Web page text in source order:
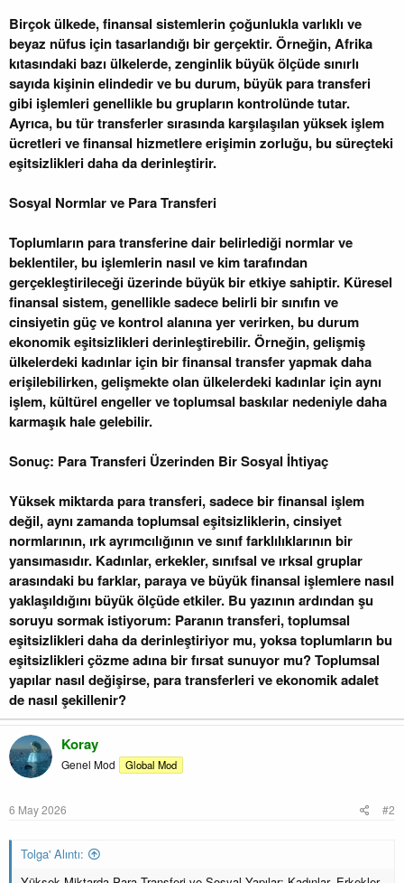
Birçok ülkede, finansal sistemlerin çoğunlukla varlıklı ve
beyaz nüfus için tasarlandığı bir gerçektir. Örneğin, Afrika
kıtasındaki bazı ülkelerde, zenginlik büyük ölçüde sınırlı
sayıda kişinin elindedir ve bu durum, büyük para transferi
gibi işlemleri genellikle bu grupların kontrolünde tutar.
Ayrıca, bu tür transferler sırasında karşılaşılan yüksek işlem
ücretleri ve finansal hizmetlere erişimin zorluğu, bu süreçteki
eşitsizlikleri daha da derinleştirir.
Sosyal Normlar ve Para Transferi
Toplumların para transferine dair belirlediği normlar ve
beklentiler, bu işlemlerin nasıl ve kim tarafından
gerçekleştirileceği üzerinde büyük bir etkiye sahiptir. Küresel
finansal sistem, genellikle sadece belirli bir sınıfın ve
cinsiyetin güç ve kontrol alanına yer verirken, bu durum
ekonomik eşitsizlikleri derinleştirebilir. Örneğin, gelişmiş
ülkelerdeki kadınlar için bir finansal transfer yapmak daha
erişilebilirken, gelişmekte olan ülkelerdeki kadınlar için aynı
işlem, kültürel engeller ve toplumsal baskılar nedeniyle daha
karmaşık hale gelebilir.
Sonuç: Para Transferi Üzerinden Bir Sosyal İhtiyaç
Yüksek miktarda para transferi, sadece bir finansal işlem
değil, aynı zamanda toplumsal eşitsizliklerin, cinsiyet
normlarının, ırk ayrımcılığının ve sınıf farklılıklarının bir
yansımasıdır. Kadınlar, erkekler, sınıfsal ve ırksal gruplar
arasındaki bu farklar, paraya ve büyük finansal işlemlere nasıl
yaklaşıldığını büyük ölçüde etkiler. Bu yazının ardından şu
soruyu sormak istiyorum: Paranın transferi, toplumsal
eşitsizlikleri daha da derinleştiriyor mu, yoksa toplumların bu
eşitsizlikleri çözme adına bir fırsat sunuyor mu? Toplumsal
yapılar nasıl değişirse, para transferleri ve ekonomik adalet
de nasıl şekillenir?
Koray
Genel Mod Global Mod
6 May 2026 #2
Tolga' Alıntı: